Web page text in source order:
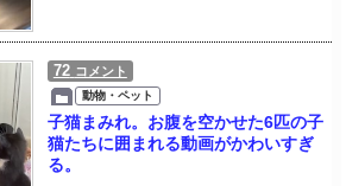
72 コメント
動物・ペット
子猫まみれ。お腹を空かせた6匹の子
猫たちに囲まれる動画がかわいすぎ
る。